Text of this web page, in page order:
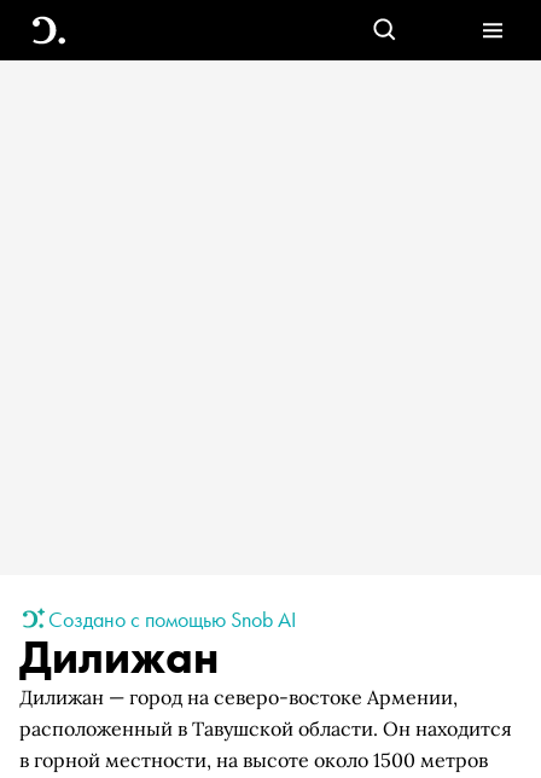
Создано с помощью Snob AI
Дилижан
Дилижан — город на северо-востоке Армении,
расположенный в Тавушской области. Он находится
в горной местности, на высоте около 1500 метров